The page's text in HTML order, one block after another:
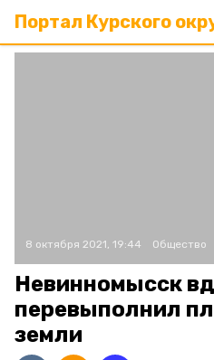
Портал Курского
8 октября 2021, 19:44 Общество
Невинномысск
перевыполнил
земли